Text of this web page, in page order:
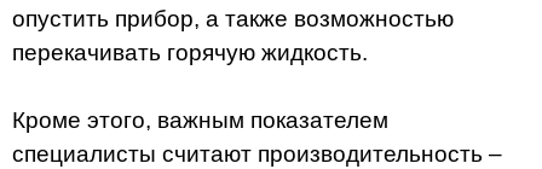
опустить прибор, а также возможностью
перекачивать горячую жидкость.
Кроме этого, важным показателем
специалисты считают производительность –